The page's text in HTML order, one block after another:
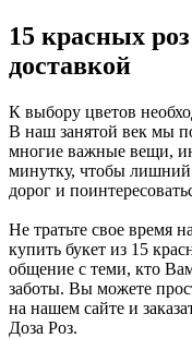
15 красных
доставкой
К выбору цветов
В наш занятой век мы
многие важные вещи,
минутку, чтобы лишний
дорог и
Не тратьте свое время
купить букет из 15
общение с теми, кто
заботы. Вы можете
на нашем сайте и
Доза Роз.